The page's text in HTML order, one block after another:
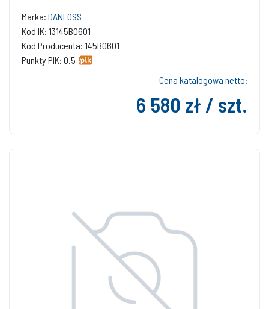
Marka: DANFOSS
Kod IK: 13145B0601
Kod Producenta: 145B0601
Punkty PIK: 0.5
Cena katalogowa netto:
6 580 zł / szt.